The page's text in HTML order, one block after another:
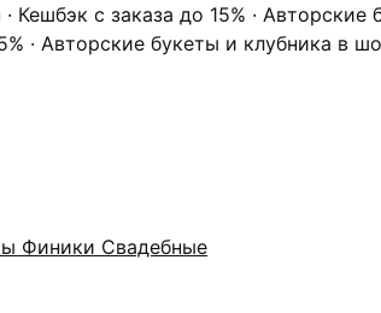
с заказа до 15% ·
· Авторские букеты и клубника в
Финики Свадебные